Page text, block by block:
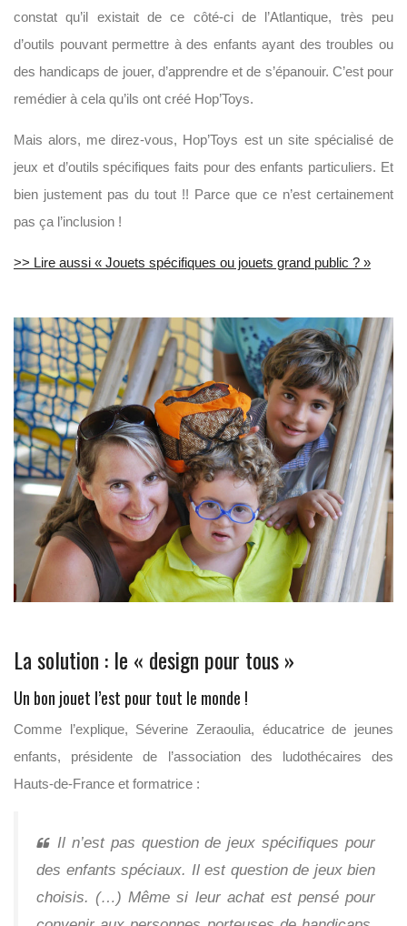
constat qu’il existait de ce côté-ci de l’Atlantique, très peu
d’outils pouvant permettre à des enfants ayant des troubles ou
des handicaps de jouer, d’apprendre et de s’épanouir. C’est pour
remédier à cela qu’ils ont créé Hop’Toys.
Mais alors, me direz-vous, Hop’Toys est un site spécialisé de
jeux et d’outils spécifiques faits pour des enfants particuliers. Et
bien justement pas du tout !! Parce que ce n’est certainement
pas ça l’inclusion !
>> Lire aussi « Jouets spécifiques ou jouets grand public ? »
La solution : le « design pour tous »
Un bon jouet l’est pour tout le monde !
Comme l’explique, Séverine Zeraoulia, éducatrice de jeunes
enfants, présidente de l’association des ludothécaires des
Hauts-de-France et formatrice :
Il n’est pas question de jeux spécifiques pour
des enfants spéciaux. Il est question de jeux bien
choisis. (…) Même si leur achat est pensé pour